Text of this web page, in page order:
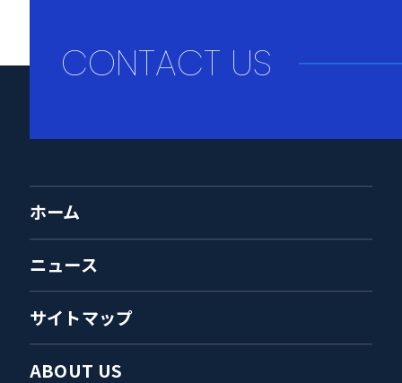
CONTACT US
ABOUT US
ホーム
ニュース
サイトマップ